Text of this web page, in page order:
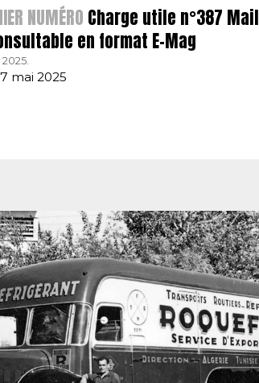
NUMÉRO Charge utile n°387 Mail
en format E-Mag
mai 2025